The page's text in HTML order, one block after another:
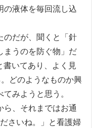
の液体を毎回流し込
のだが、聞くと「針
まうのを防ぐ物」だ
書いてあり、よく見
どのようなものか興
みようと思う。
ら、それまではお通
さいね。」と看護婦